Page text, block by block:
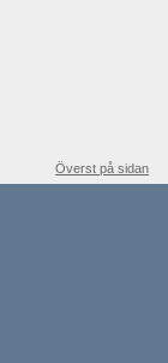
Överst på sidan